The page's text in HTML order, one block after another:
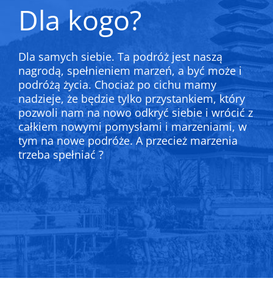
Dla kogo?
Dla samych siebie. Ta podróż jest naszą
nagrodą, spełnieniem marzeń, a być może i
podróżą życia. Chociaż po cichu mamy
nadzieje, że będzie tylko przystankiem, który
pozwoli nam na nowo odkryć siebie i wrócić z
całkiem nowymi pomysłami i marzeniami, w
tym na nowe podróże. A przecież marzenia
trzeba spełniać ?